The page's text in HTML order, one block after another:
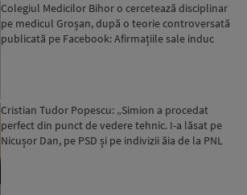
Colegiul Medicilor Bihor o cercetează disciplinar
pe medicul Groșan, după o teorie controversată
publicată pe Facebook: Afirmațiile sale induc
Cristian Tudor Popescu: „Simion a procedat
perfect din punct de vedere tehnic. I-a lăsat pe
Nicușor Dan, pe PSD și pe indivizii ăia de la PNL